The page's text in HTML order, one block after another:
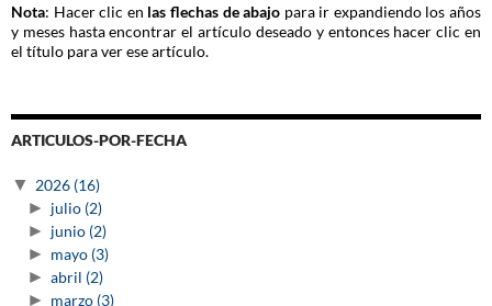
Nota: Hacer clic en las flechas de abajo para ir expandiendo los años
y meses hasta encontrar el artículo deseado y entonces hacer clic en
el título para ver ese artículo.
ARTICULOS-POR-FECHA
▼ 2026 (16)
► julio (2)
► junio (2)
► mayo (3)
► abril (2)
► marzo (3)